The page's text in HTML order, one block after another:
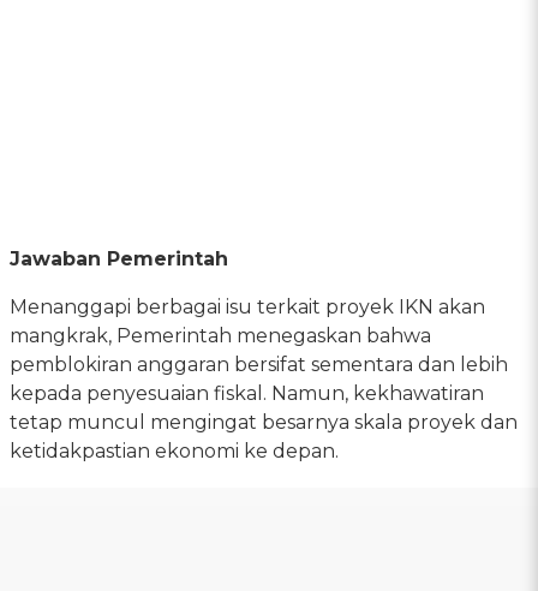
Jawaban Pemerintah
Menanggapi berbagai isu terkait proyek IKN akan
mangkrak, Pemerintah menegaskan bahwa
pemblokiran anggaran bersifat sementara dan lebih
kepada penyesuaian fiskal. Namun, kekhawatiran
tetap muncul mengingat besarnya skala proyek dan
ketidakpastian ekonomi ke depan.